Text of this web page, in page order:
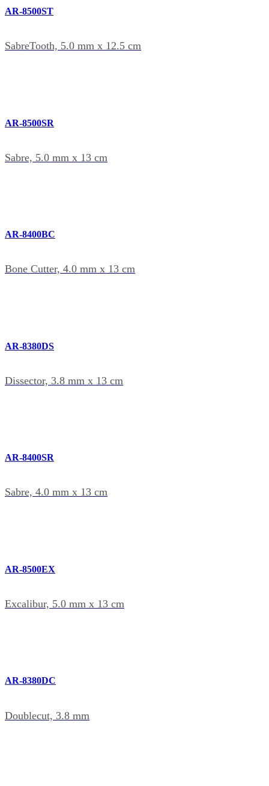
AR-8500ST
SabreTooth, 5.0 mm x 12.5 cm
AR-8500SR
Sabre, 5.0 mm x 13 cm
AR-8400BC
Bone Cutter, 4.0 mm x 13 cm
AR-8380DS
Dissector, 3.8 mm x 13 cm
AR-8400SR
Sabre, 4.0 mm x 13 cm
AR-8500EX
Excalibur, 5.0 mm x 13 cm
AR-8380DC
Doublecut, 3.8 mm